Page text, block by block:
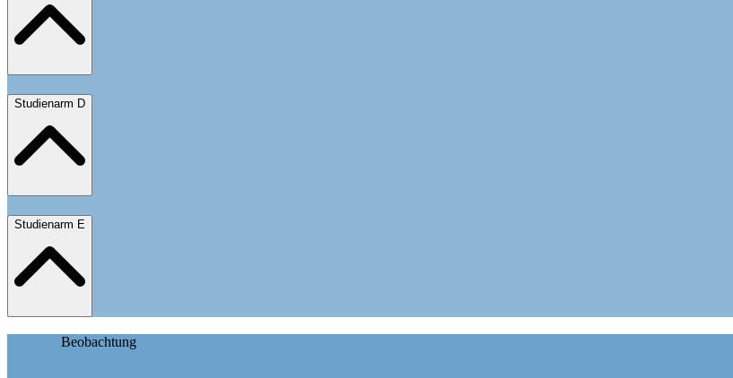
Studienarm D
Studienarm E
Beobachtung